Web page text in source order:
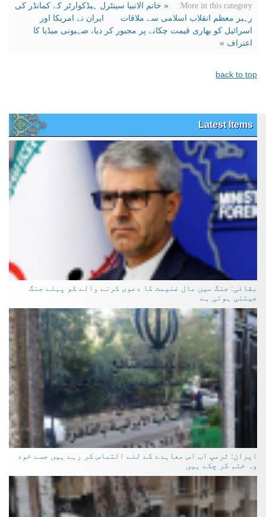
More in this category:
« خاتم الانبیا سینٹرل ہیڈکوارٹر کے کمانڈر کی
رہبر معظم انقلاب اسلامی سے ملاقات
ایران نے امریکا اور
اسرائیل کو بھاری قیمت چکانے پر مجبور کر دیا، صہیونی میڈیا کا
اعتراف »
back to top
Latest Items
بقائی: جنگ میں مال غنیمت کا دعوی کرنے والے کو پہلے جنگ
جیتنی ہوتی ہے
ایران: ٹرمپ اب اس معاہدے کے لئے التماس کر رہے ہیں جسے خود
وہ ختم کر چکے ہیں